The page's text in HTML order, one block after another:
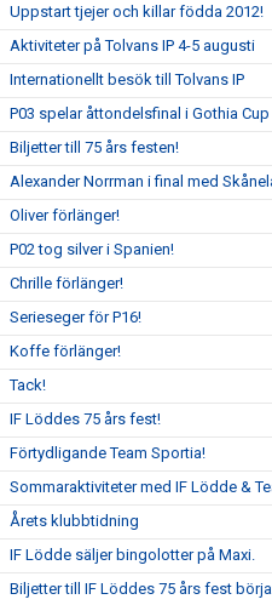
Uppstart tjejer och killar födda 2012!
Aktiviteter på Tolvans IP 4-5 augusti
Internationellt besök till Tolvans IP
P03 spelar åttondelsfinal i Gothia Cup
Biljetter till 75 års festen!
Alexander Norrman i final med
Oliver förlänger!
P02 tog silver i Spanien!
Chrille förlänger!
Serieseger för P16!
Koffe förlänger!
Tack!
IF Löddes 75 års fest!
Förtydligande Team Sportia!
Sommaraktiviteter med IF Lödde &
Årets klubbtidning
IF Lödde säljer bingolotter på Maxi.
Biljetter till IF Löddes 75 års fest